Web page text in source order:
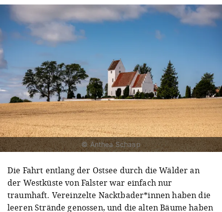
Die Fahrt entlang der Ostsee durch die Wälder an
der Westküste von Falster war einfach nur